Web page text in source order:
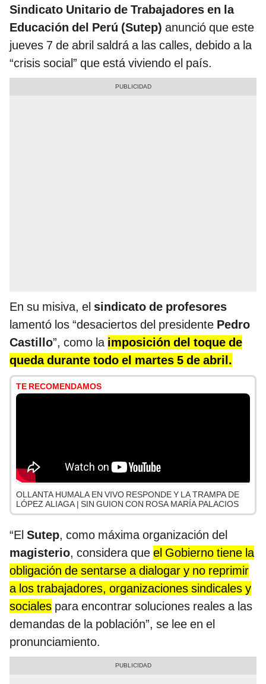
Sindicato Unitario de Trabajadores en la
Educación del Perú (Sutep) anunció que este
jueves 7 de abril saldrá a las calles, debido a la
“crisis social” que está viviendo el país.
En su misiva, el sindicato de profesores
lamentó los “desaciertos del presidente Pedro
Castillo”, como la imposición del toque de
queda durante todo el martes 5 de abril.
TE RECOMENDAMOS
OLLANTA HUMALA EN VIVO RESPONDE Y LA TRAMPA DE
LÓPEZ ALIAGA | SIN GUION CON ROSA MARÍA PALACIOS
“El Sutep, como máxima organización del
magisterio, considera que el Gobierno tiene la
obligación de sentarse a dialogar y no reprimir
a los trabajadores, organizaciones sindicales y
sociales para encontrar soluciones reales a las
demandas de la población”, se lee en el
pronunciamiento.